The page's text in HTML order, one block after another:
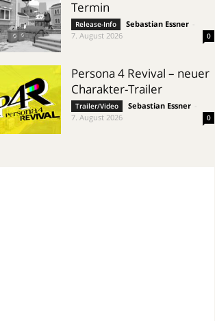
Termin
Release-Info Sebastian Essner
7. August 2026
0
Persona 4 Revival – neuer
Charakter-Trailer
Trailer/Video Sebastian Essner
7. August 2026
0